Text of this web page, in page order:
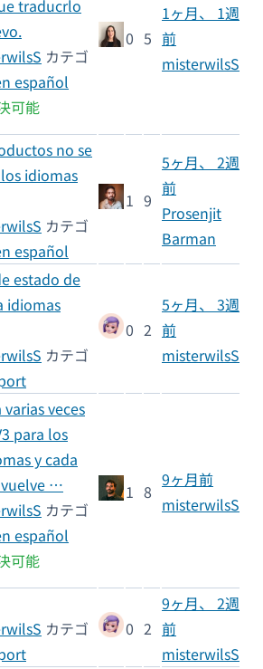
traducrlo
カテゴ
español
可能
0 5
1ヶ月、 1週
前
misterwilsS
no se
idiomas
カテゴ
español
1 9
5ヶ月、 2週
前
Prosenjit
Barman
estado de
idiomas
カテゴ
0 2
5ヶ月、 3週
前
misterwilsS
veces
para los
y cada
…
カテゴ
español
可能
1 8
9ヶ月前
misterwilsS
カテゴ
0 2
9ヶ月、 2週
前
misterwilsS